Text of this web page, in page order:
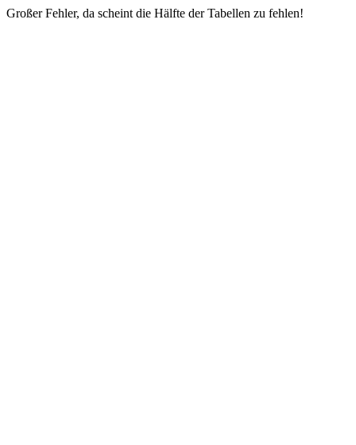
Großer Fehler, da scheint die Hälfte der Tabellen zu fehlen!